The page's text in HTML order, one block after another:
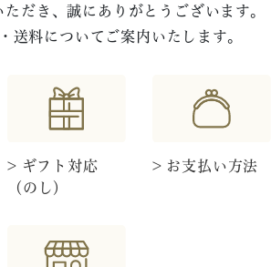
だき、誠にありがとうございます。
送料についてご案内いたします。
> ギフト対応
（のし）
> お支払い方法